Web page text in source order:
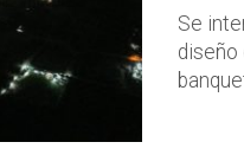
Se
diseño